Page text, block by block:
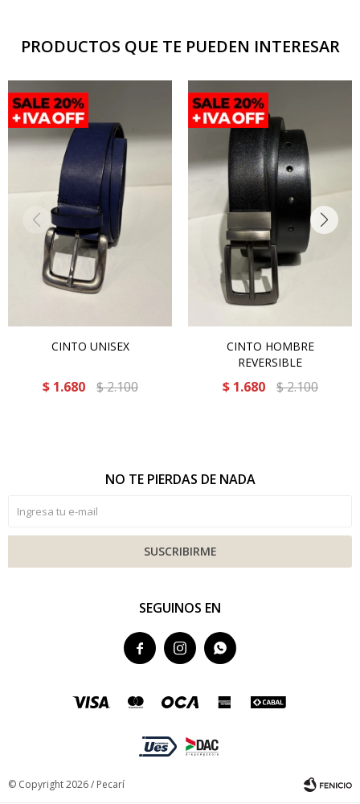
PRODUCTOS QUE TE PUEDEN INTERESAR
CINTO UNISEX
$ 1.680 $2.100
CINTO HOMBRE
REVERSIBLE
$ 1.680 $2.100
SEGUINOS EN
  
NO TE PIERDAS DE NADA
SUSCRIBIRME
© Copyright 2026 / Pecarí